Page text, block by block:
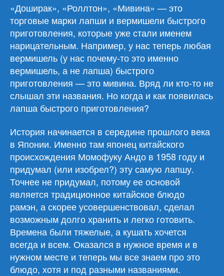
«Доширак», «Роллтон», «Мивина» — это
торговые марки лапши и вермишели быстрого
приготовления, которые уже стали именем
нарицательным. Например, у нас теперь любая
вермишель (у нас почему-то это именно
вермишель, а не лапша) быстрого
приготовления — это мивина. Вряд ли кто-то не
слышал эти названия. Но когда и как появилась
лапша быстрого приготовления?
История начинается в середине прошлого века
в Японии. Именно там японец китайского
происхождения Момофуку Андо в 1958 году и
придумал (или изобрел?) эту самую лапшу.
Точнее не придумал, потому ее основой
является традиционное китайское блюдо
рамэн, а скорее усовершенствовал, сделал
возможным долго хранить и легко готовить.
Времена были тяжелые, а кушать хочется
всегда и всем. Оказался в нужное время и в
нужном месте и теперь мы все знаем про это
блюдо, хотя и под разными названиями.